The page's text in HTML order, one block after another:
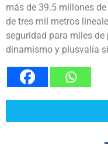
más de 39.5 millones
de tres mil metros
seguridad para miles
dinamismo y plusvalía